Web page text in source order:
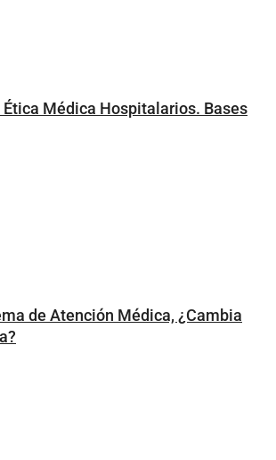
Médica Hospitalarios. Bases
de Atención Médica, ¿Cambia